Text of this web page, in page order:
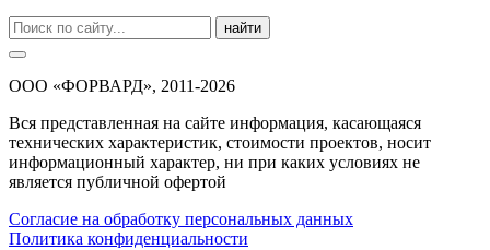
найти
ООО «ФОРВАРД», 2011-2026
Вся представленная на сайте информация, касающаяся
технических характеристик, стоимости проектов, носит
информационный характер, ни при каких условиях не
является публичной офертой
Согласие на обработку персональных данных
Политика конфиденциальности